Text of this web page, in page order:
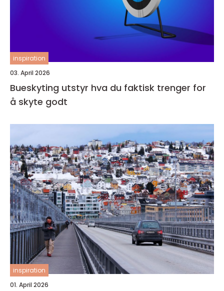
inspiration
03. April 2026
Bueskyting utstyr hva du faktisk trenger for
å skyte godt
inspiration
01. April 2026